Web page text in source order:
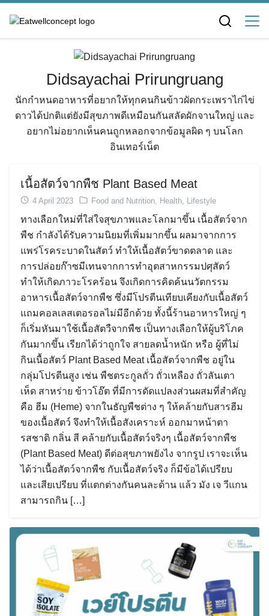
content
Didsayachai Prirungruang
นักกำหนดอาหารที่อยากให้ทุกคนกินข้าวผัดกระเพราไก่ไข่
ดาวได้ปกติแต่ยังมีสุขภาพดีเหมือนกันสลัดผักจานใหญ่ และ
อยากไม่อยากเห็นคนถูกหลอกจากข้อมูลผิด ๆ บนโลก
อินเทอร์เน็ต
เนื้อสัตว์จากพืช Plant Based Meat
4 April 2023 Food and Nutrition Health Lifestyle
ทางเลือกใหม่ที่ใส่ใจสุขภาพและโลกมาขึ้น เนื้อสัตว์จาก
พืช กำลังได้รับความนิยมที่เพิ่มมากขึ้น ผลมาจากการ
แพร่โรคระบาดในสัตว์ ทำให้เนื้อสัตว์ขาดตลาด และ
การปล่อยก๊าซมีเทนจากการทำอุตสาหกรรมปศุสัตว์
ทำให้เกิดภาวะโรคร้อน จึงเกิดการคิดค้นนวัตกรรม
อาหารเนื้อสัตว์จากพืช ซึ่งมีโปรตีนเทียบเคียงกับเนื้อสัตว์
แถมคอลเลสเตอรอลไม่มีอีกด้วย ทั้งนี้ร้านอาหารใหญ่ ๆ
ก็เริ่มหันมาใช้เนื้อสัตวืจากพืช เป็นทางเลือกให้ผู้บริโภค
กันมากขึ้น เรียกได้ว่าถูกใจ สายลดน้ำหนัก หรือ ผู้ที่ไม่
กินเนื้อสัตว์ Plant Based Meat เนื้อสัตว์จากพืช อยู่ใน
กลุ่มโปรตีนสูง เช่น พืชตระกูลถั่ว ถั่วเหลือง ถั่วลันเตา
เห็ด สาหร่าย ข้าวโอ๊ต ที่มีการดัดแปลงส่วนผสมที่สำคัญ
คือ ฮีม (Heme) จากในธัญพืชต่าง ๆ ให้คล้ายกับสารฮีม
ของเนื้อสัตว์ จึงทำให้เนื้อสังเคราะห์ ออกมาหน้าตา
รสชาติ กลิ่น สี คล้ายกับเนื้อสัตว์จริงๆ เนื้อสัตว์จากพืช
(Plant Based Meat) ดีต่อสุขภาพยังไง จากรูป เราจะเห็น
ได้ว่าเนื้อสัตว์จากพืช กับเนื้อสัตว์จริง ก็มีข้อได้เปรียบ
และเสียเปรียบ ที่แตกต่างกันคนละด้าน แล้ว มัง เจ วีแกน
สามารถกิน […]